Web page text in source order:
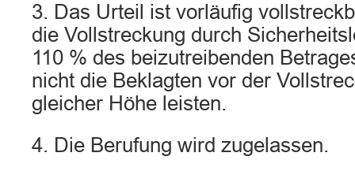
3. Das Urteil ist vorläufig
die Vollstreckung durch
110 % des beizutreibenden
nicht die Beklagten vor der
gleicher Höhe leisten.
4. Die Berufung wird zugelassen.